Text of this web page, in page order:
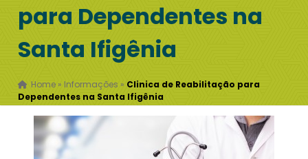
para Dependentes na
Santa Ifigênia
Home » Informações » Clinica de Reabilitação para
Dependentes na Santa Ifigênia